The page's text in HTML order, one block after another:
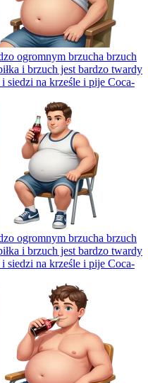
ogromnym brzucha brzuch
i brzuch jest bardzo twardy
siedzi na krześle i pije Coca-
ogromnym brzucha brzuch
i brzuch jest bardzo twardy
siedzi na krześle i pije Coca-